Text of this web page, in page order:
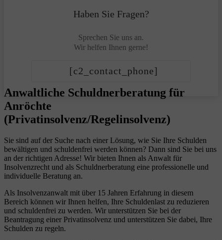
Haben Sie Fragen?
Sprechen Sie uns an.
Wir helfen Ihnen gerne!
[c2_contact_phone]
Anwaltliche Schuldnerberatung für
Anröchte
(Privatinsolvenz/Regelinsolvenz)
Sie sind auf der Suche nach einer Lösung, wie Sie Ihre Schulden
bewältigen und schuldenfrei werden können? Dann sind Sie bei uns
an der richtigen Adresse! Wir bieten Ihnen als Anwalt für
Insolvenzrecht und als Schuldnerberatung eine professionelle und
individuelle Beratung an.
Als Insolvenzanwalt mit über 15 Jahren Erfahrung in diesem
Bereich können wir Ihnen helfen, Ihre Schuldenlast zu reduzieren
und schuldenfrei zu werden. Wir unterstützen Sie bei der
Beantragung einer Privatinsolvenz und unterstützen Sie dabei, Ihre
Schulden zu regeln.